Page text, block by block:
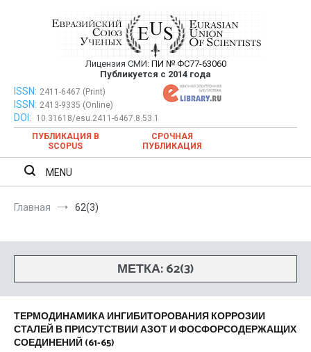
Евразийский Союз Ученых —
публикация научных статей в
ежемесячном научном журнале
Лицензия СМИ: ПИ № ФС77-63060
Публикуется с 2014 года
Евразийский Союз Ученых — публикация научных статей в
ежемесячном научном журнале
ISSN: 2411-6467 (Print)
ISSN: 2413-9335 (Online)
DOI:
10.31618/esu.2411-6467.8.53.1
ПУБЛИКАЦИЯ В
SCOPUS
СРОЧНАЯ
ПУБЛИКАЦИЯ
MENU
Главная 62(3)
МЕТКА:62(3)
ТЕРМОДИНАМИКА ИНГИБИТОРОВАНИЯ КОРРОЗИИ
СТАЛЕЙ В ПРИСУТСТВИИ АЗОТ И ФОСФОРСОДЕРЖАЩИХ
СОЕДИНЕНИЙ (61-65)